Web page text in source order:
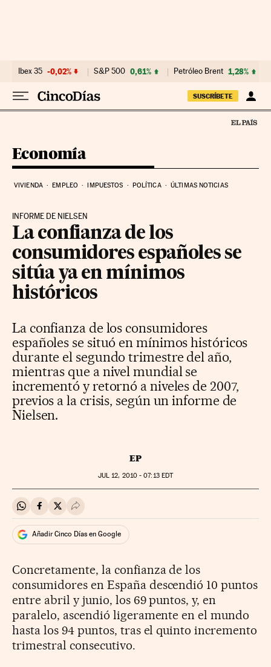
Ibex 35 -0,02% S&P 500 0,61% Petróleo Brent 1,28%
SUSCRÍBETE
Economía
VIVIENDA EMPLEO IMPUESTOS POLÍTICA ÚLTIMAS NOTICIAS
INFORME DE NIELSEN
La confianza de los
consumidores españoles se
sitúa ya en mínimos
históricos
La confianza de los consumidores
españoles se situó en mínimos históricos
durante el segundo trimestre del año,
mientras que a nivel mundial se
incrementó y retornó a niveles de 2007,
previos a la crisis, según un informe de
Nielsen.
EP
JUL 12, 2010 - 07:13EDT
Compartir en Whatsapp
Compartir en Facebook
Compartir en Twitter
Desplegar Redes Sociales
Añadir Cinco Días en Google
Concretamente, la confianza de los
consumidores en España descendió 10 puntos
entre abril y junio, los 69 puntos, y, en
paralelo, ascendió ligeramente en el mundo
hasta los 94 puntos, tras el quinto incremento
trimestral consecutivo.